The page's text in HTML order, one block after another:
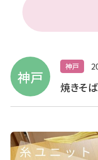
神戸
神戸
焼きそ